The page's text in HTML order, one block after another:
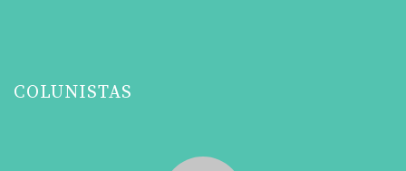
COLUNISTAS